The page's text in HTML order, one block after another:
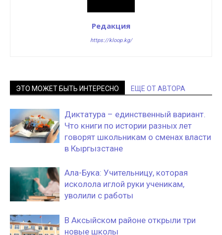
Редакция
https://kloop.kg/
ЭТО МОЖЕТ БЫТЬ ИНТЕРЕСНО ЕЩЕ ОТ АВТОРА
Диктатура – единственный вариант.
Что книги по истории разных лет
говорят школьникам о сменах власти
в Кыргызстане
Ала-Бука: Учительницу, которая
исколола иглой руки ученикам,
уволили с работы
В Аксыйском районе открыли три
новые школы